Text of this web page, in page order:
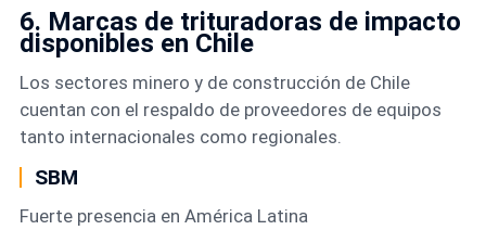
6. Marcas de trituradoras de impacto
disponibles en Chile
Los sectores minero y de construcción de Chile
cuentan con el respaldo de proveedores de equipos
tanto internacionales como regionales.
SBM
Fuerte presencia en América Latina